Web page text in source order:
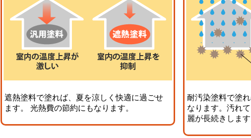
遮熱塗料で塗れば、夏を涼しく快適に過ごせ
ます。 光熱費の節約にもなります。
耐汚染塗料で塗
なります。汚れ
麗が長続きします